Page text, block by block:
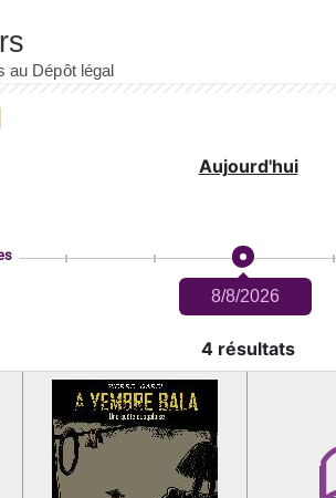
Aujourd'hui
8/8/2026
4 résultats